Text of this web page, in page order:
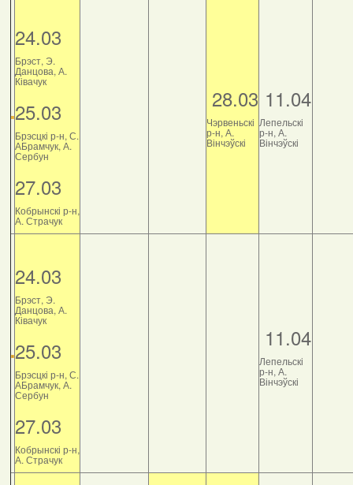
24.03
Брэст, Э.
Данцова, А.
Ківачук
25.03
Брэсцкі р-н, С.
АБрамчук, А.
Сербун
27.03
Кобрынскі р-н,
А. Страчук
28.03
Чэрвеньскі
р-н, А.
Вінчэўскі
11.04
Лепельскі
р-н, А.
Вінчэўскі
24.03
Брэст, Э.
Данцова, А.
Ківачук
25.03
Брэсцкі р-н, С.
АБрамчук, А.
Сербун
27.03
Кобрынскі р-н,
А. Страчук
11.04
Лепельскі
р-н, А.
Вінчэўскі